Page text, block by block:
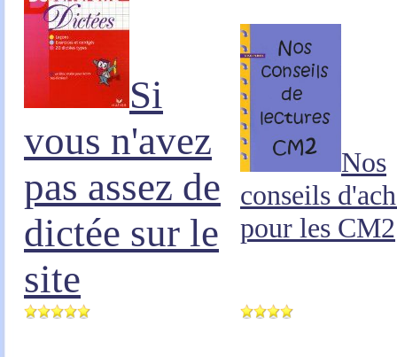
Si
vous n'avez
pas assez de
dictée sur le
site
Nos
conseils
pour les CM2